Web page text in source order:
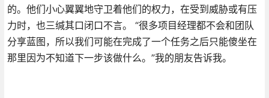
的。他们小心翼翼地守卫着他们的权力，在受到威胁或有压
力时，也三缄其口闭口不言。 “很多项目经理都不会和团队
分享蓝图，所以我们可能在完成了一个任务之后只能傻坐在
那里因为不知道下一步该做什么。”我的朋友告诉我。